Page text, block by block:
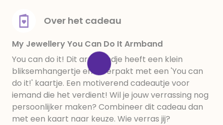
Over het cadeau
My Jewellery You Can Do It Armband
You can do it! Dit armbandje heeft een klein
bliksemhangertje en is verpakt met een 'You can
do it!' kaartje. Een motiverend cadeautje voor
iemand die het verdient! Wil je jouw verrassing nog
persoonlijker maken? Combineer dit cadeau dan
met een kaart naar keuze. Wie verras jij?